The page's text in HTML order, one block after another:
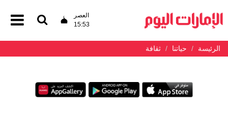
العصر
15:53
الرئيسة حياتنا ثقافة